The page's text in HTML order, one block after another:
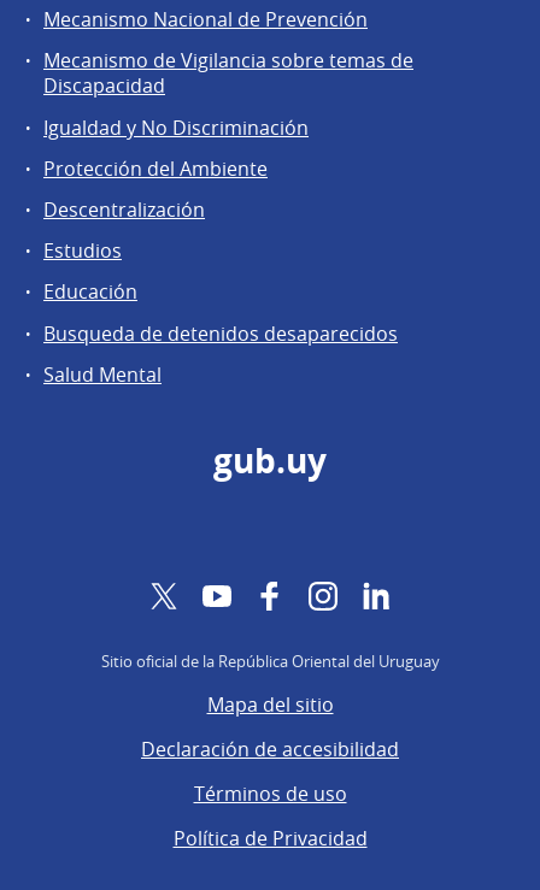
Mecanismo Nacional de Prevención
Mecanismo de Vigilancia sobre temas de
Discapacidad
Igualdad y No Discriminación
Protección del Ambiente
Descentralización
Estudios
Educación
Busqueda de detenidos desaparecidos
Salud Mental
gub.uy
TwitterYouTubeFacebookInstagram
Sitio oficial de la República Oriental del Uruguay
Mapa del sitio
Declaración de accesibilidad
Términos de uso
Política de Privacidad